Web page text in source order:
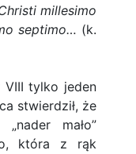
millesimo
septimo… (k.
VIII tylko jeden
stwierdził, że
mało”
która z rąk